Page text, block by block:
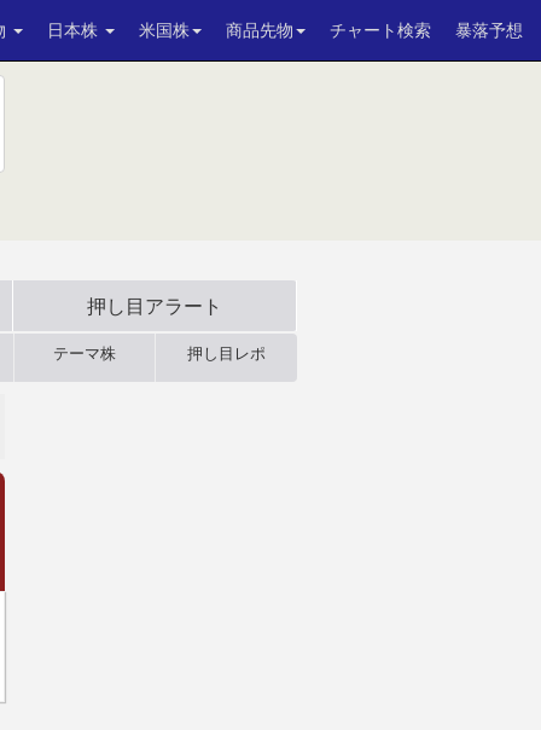
日本株 米国株 商品先物 チャート検索 暴落予想
押し目アラート
テーマ株 押し目レポ